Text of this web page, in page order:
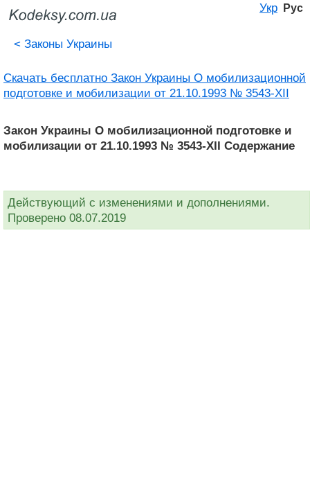
Укр Рус
< Законы Украины
Скачать бесплатно Закон Украины О мобилизационной
подготовке и мобилизации от 21.10.1993 № 3543-XII
Закон Украины О мобилизационной подготовке и
мобилизации от 21.10.1993 № 3543-XII Содержание
Действующий с изменениями и дополнениями.
Проверено 08.07.2019